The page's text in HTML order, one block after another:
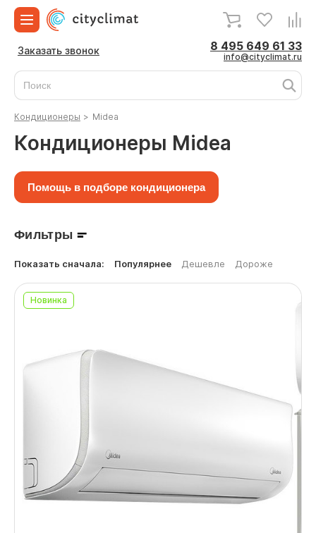
Заказать звонок 8 495 649 61 33
info@cityclimat.ru
Кондиционеры > Midea
Кондиционеры Midea
Помощь в подборе кондиционера
Фильтры
Показать сначала: Популярнее Дешевле Дороже
Новинка